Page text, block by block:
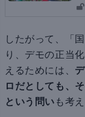
したがって、「
り、デモの正当
えるためには、
ロだとしても、
という問い も考